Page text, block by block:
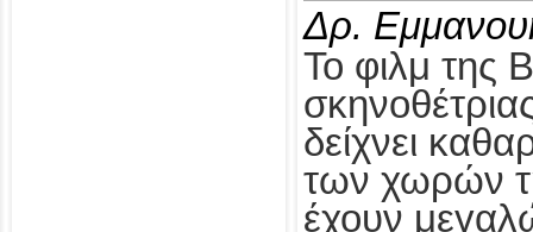
Δρ.
Το φιλμ της
δείχνει
των χωρών
έχουν